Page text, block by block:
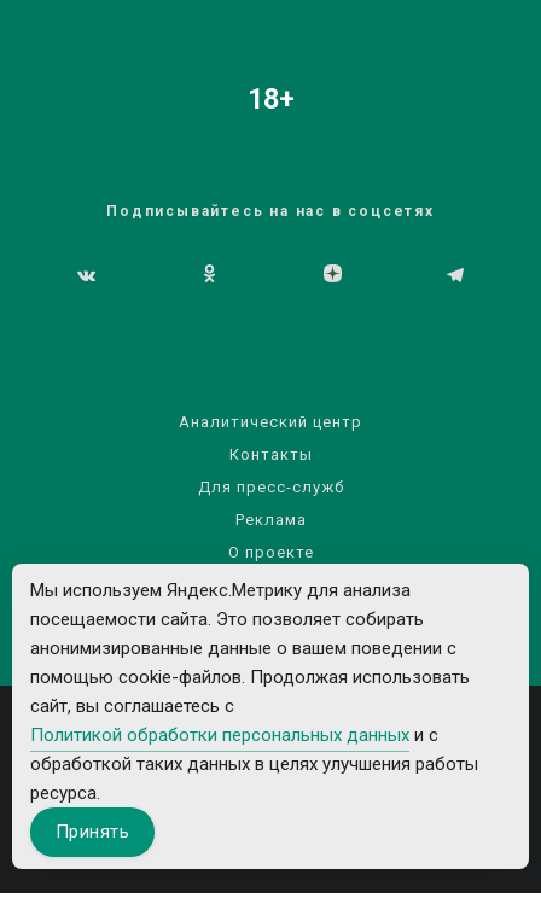
18+
Подписывайтесь на нас в соцсетях
Аналитический центр
Контакты
Для пресс-служб
Реклама
О проекте
Правила использования материалов сайта
Политика обработки персональных данных
Все рекламируемые товары и услуги имеют необходимые лицензии и
Мы используем Яндекс.Метрику для анализа
посещаемости сайта. Это позволяет собирать
анонимизированные данные о вашем поведении с
помощью cookie-файлов. Продолжая использовать
сайт, вы соглашаетесь с
Политикой обработки персональных данных и с
обработкой таких данных в целях улучшения работы
ресурса.
Принять